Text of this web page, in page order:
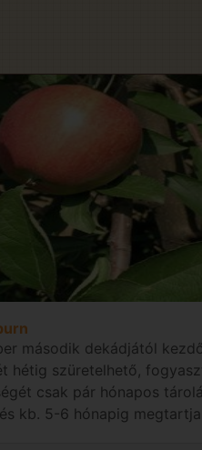
második dekádjától
hétig szüretelhető,
csak pár hónapos
kb. 5-6 hónapig